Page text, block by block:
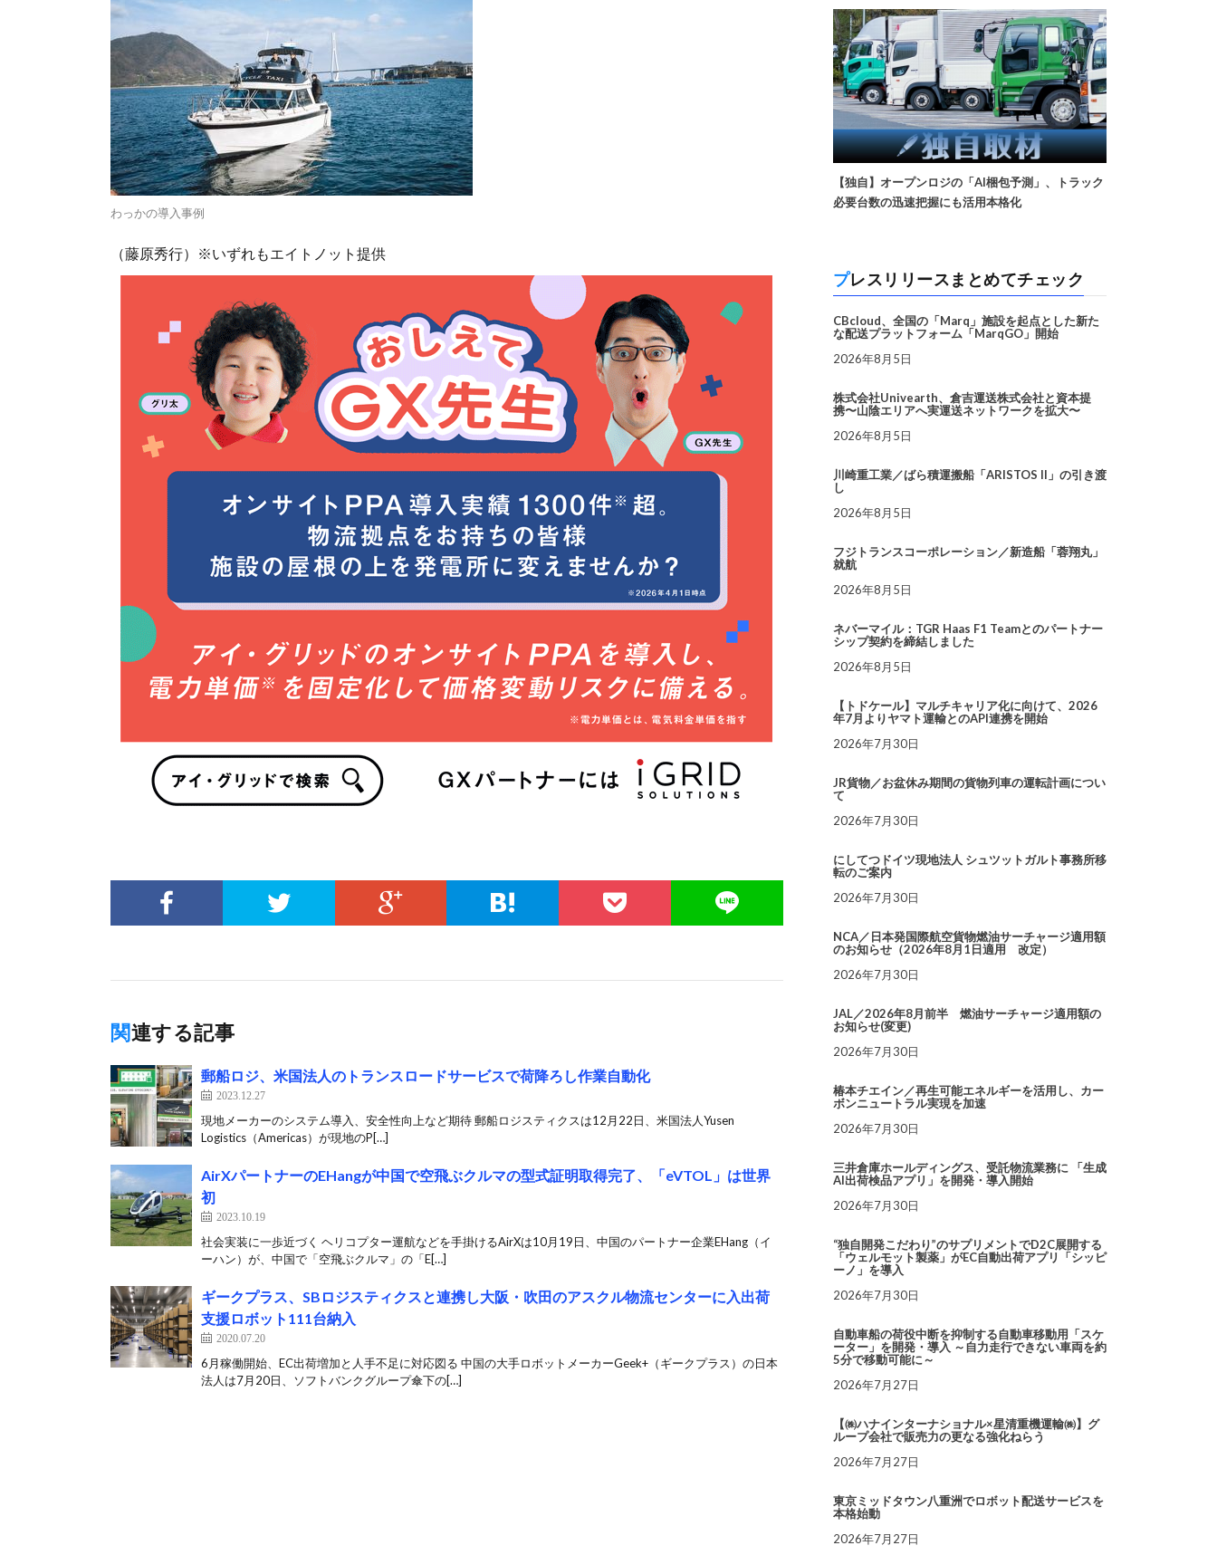
わっかの導入事例
（藤原秀行）※いずれもエイトノット提供
関連する記事
郵船ロジ、米国法人のトランスロードサービスで荷降ろし作業自動化
2023.12.27
現地メーカーのシステム導入、安全性向上など期待 郵船ロジスティクスは12月22日、米国法人Yusen
Logistics（Americas）が現地のP[…]
AirXパートナーのEHangが中国で空飛ぶクルマの型式証明取得完了、「eVTOL」は世界
初
2023.10.19
社会実装に一歩近づく ヘリコプター運航などを手掛けるAirXは10月19日、中国のパートナー企業EHang（イ
ーハン）が、中国で「空飛ぶクルマ」の「E[…]
ギークプラス、SBロジスティクスと連携し大阪・吹田のアスクル物流センターに入出荷
支援ロボット111台納入
2020.07.20
6月稼働開始、EC出荷増加と人手不足に対応図る 中国の大手ロボットメーカーGeek+（ギークプラス）の日本
法人は7月20日、ソフトバンクグループ傘下の[…]
【独自】オープンロジの「AI梱包予測」、トラック
必要台数の迅速把握にも活用本格化
プレスリリースまとめてチェック
CBcloud、全国の「Marq」施設を起点とした新た
な配送プラットフォーム「MarqGO」開始
2026年8月5日
株式会社Univearth、倉吉運送株式会社と資本提
携〜山陰エリアへ実運送ネットワークを拡大〜
2026年8月5日
川崎重工業／ばら積運搬船「ARISTOS II」の引き渡
し
2026年8月5日
フジトランスコーポレーション／新造船「蓉翔丸」
就航
2026年8月5日
ネバーマイル：TGR Haas F1 Teamとのパートナー
シップ契約を締結しました
2026年8月5日
【トドケール】マルチキャリア化に向けて、2026
年7月よりヤマト運輸とのAPI連携を開始
2026年7月30日
JR貨物／お盆休み期間の貨物列車の運転計画につい
て
2026年7月30日
にしてつドイツ現地法人 シュツットガルト事務所移
転のご案内
2026年7月30日
NCA／日本発国際航空貨物燃油サーチャージ適用額
のお知らせ（2026年8月1日適用 改定）
2026年7月30日
JAL／2026年8月前半 燃油サーチャージ適用額の
お知らせ(変更)
2026年7月30日
椿本チエイン／再生可能エネルギーを活用し、カー
ボンニュートラル実現を加速
2026年7月30日
三井倉庫ホールディングス、受託物流業務に 「生成
AI出荷検品アプリ」を開発・導入開始
2026年7月30日
“独自開発こだわり”のサプリメントでD2C展開する
「ウェルモット製薬」がEC自動出荷アプリ「シッピ
ーノ」を導入
2026年7月30日
自動車船の荷役中断を抑制する自動車移動用「スケ
ーター」を開発・導入 ～自力走行できない車両を約
5分で移動可能に～
2026年7月27日
【㈱ハナインターナショナル×星清重機運輸㈱】グ
ループ会社で販売力の更なる強化ねらう
2026年7月27日
東京ミッドタウン八重洲でロボット配送サービスを
本格始動
2026年7月27日